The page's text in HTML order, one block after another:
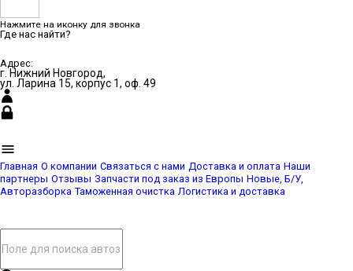
Нажмите на иконку для звонка
Где нас найти?
Адрес:
г. Нижний Новгород,
ул. Ларина 15, корпус 1, оф. 49
Главная О компании Связаться с нами Доставка и оплата Наши
партнеры Отзывы Запчасти под заказ из Европы Новые, Б/У,
Авторазборка Таможенная очистка Логистика и доставка